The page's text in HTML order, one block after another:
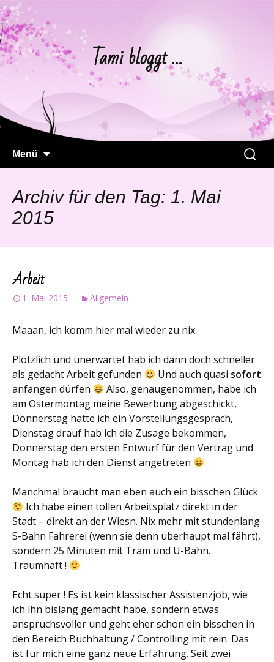
Tami bloggt …
Menü
Suchen
nach:
Archiv für den Tag: 1. Mai
2015
Arbeit
1. Mai 2015 Allgemein
Maaan, ich komm hier mal wieder zu nix.
Plötzlich und unerwartet hab ich dann doch schneller
als gedacht Arbeit gefunden
Und auch quasi sofort
anfangen dürfen
Also, genaugenommen, habe ich
am Ostermontag meine Bewerbung abgeschickt,
Donnerstag hatte ich ein Vorstellungsgespräch,
Dienstag drauf hab ich die Zusage bekommen,
Donnerstag den ersten Entwurf für den Vertrag und
Montag hab ich den Dienst angetreten
Manchmal braucht man eben auch ein bisschen Glück
Ich habe einen tollen Arbeitsplatz direkt in der
Stadt – direkt an der Wiesn. Nix mehr mit stundenlang
S-Bahn Fahrerei (wenn sie denn überhaupt mal fährt),
sondern 25 Minuten mit Tram und U-Bahn.
Traumhaft !
Echt super ! Es ist kein klassischer Assistenzjob, wie
ich ihn bislang gemacht habe, sondern etwas
anspruchsvoller und geht eher schon ein bisschen in
den Bereich Buchhaltung / Controlling mit rein. Das
ist für mich eine ganz neue Erfahrung. Seit zwei